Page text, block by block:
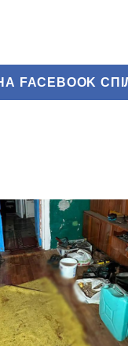
FACEBOOK